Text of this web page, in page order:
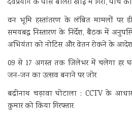
देवप्रयाग के पास बोलेरो खाई में गिरी, पांच
वन भूमि हस्तांतरण के लंबित मामलों पर
समयबद्ध निस्तारण के निर्देश, बैठक में
अभियंता को नोटिस और वेतन रोकने के
09 से 17 अगस्त तक जिलेभर में चलेगा हर
जन-जन का उत्सव बनाने पर जोर
बद्रीनाथ चढ़ावा घोटाला : CCTV के
कुमार को किया गिरफ्तार